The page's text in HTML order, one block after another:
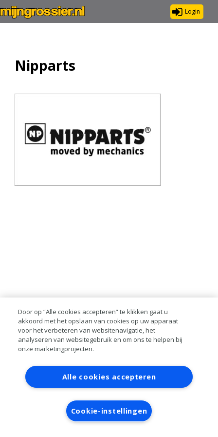
Login
Nipparts
Contact Account aanvragen
Inloggen
RAI bestanden
Privacy
Algemene
voorwaarden
Verwerkersovereenkomst
Door op “Alle cookies accepteren” te klikken gaat u
akkoord met het opslaan van cookies op uw apparaat
voor het verbeteren van websitenavigatie, het
analyseren van websitegebruik en om ons te helpen bij
onze marketingprojecten.
Alle cookies accepteren
Cookie-instellingen